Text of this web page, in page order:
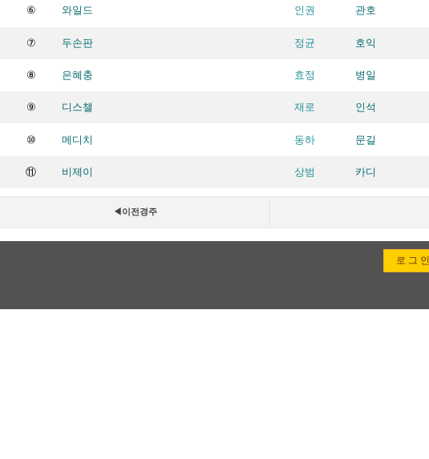
⑥ 와일드 인권 관호
⑦ 두손판 정균 호익
⑧ 은혜충 효정 병일
⑨ 디스챌 재로 인석
⑩ 메디치 동하 문길
⑪ 비제이 상범 카디
◀이전경주
로 그 인